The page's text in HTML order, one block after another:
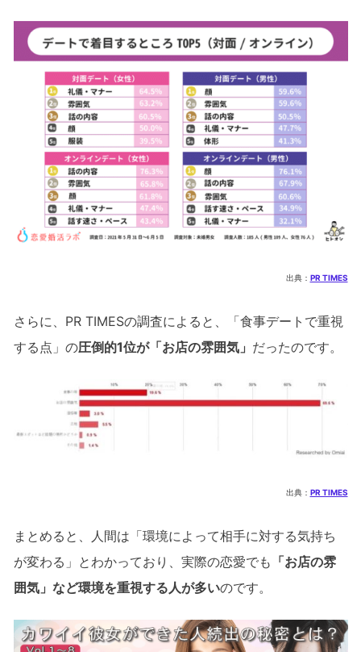
出典： PR TIMES
さらに、PR TIMESの調査によると、「食事デートで重視
する点」の圧倒的1位が「お店の雰囲気」 だったのです。
出典： PR TIMES
まとめると、人間は「環境によって相手に対する気持ち
が変わる」とわかっており、実際の恋愛でも 「お店の雰
囲気」など環境を重視する人が多いのです。